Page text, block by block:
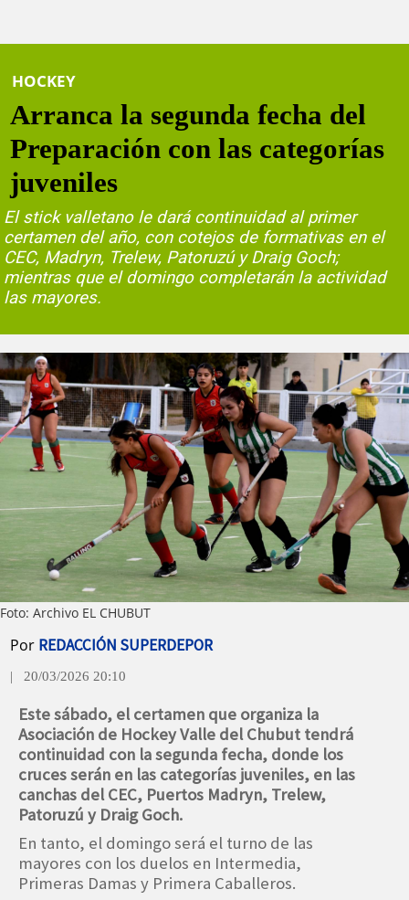
HOCKEY
Arranca la segunda fecha del
Preparación con las categorías
juveniles
El stick valletano le dará continuidad al primer
certamen del año, con cotejos de formativas en el
CEC, Madryn, Trelew, Patoruzú y Draig Goch;
mientras que el domingo completarán la actividad
las mayores.
Foto: Archivo EL CHUBUT
Por REDACCIÓN SUPERDEPOR
| 20/03/2026 20:10
Este sábado, el certamen que organiza la
Asociación de Hockey Valle del Chubut tendrá
continuidad con la segunda fecha, donde los
cruces serán en las categorías juveniles, en las
canchas del CEC, Puertos Madryn, Trelew,
Patoruzú y Draig Goch.
En tanto, el domingo será el turno de las
mayores con los duelos en Intermedia,
Primeras Damas y Primera Caballeros.